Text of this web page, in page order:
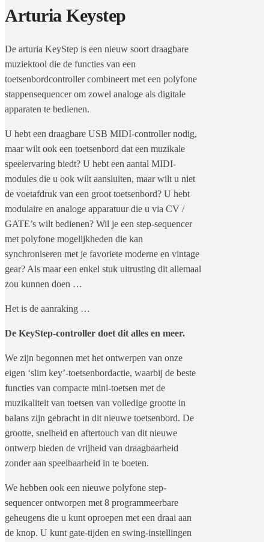
Arturia Keystep
De arturia KeyStep is een nieuw soort draagbare
muziektool die de functies van een
toetsenbordcontroller combineert met een polyfone
stappensequencer om zowel analoge als digitale
apparaten te bedienen.
U hebt een draagbare USB MIDI-controller nodig,
maar wilt ook een toetsenbord dat een muzikale
speelervaring biedt? U hebt een aantal MIDI-
modules die u ook wilt aansluiten, maar wilt u niet
de voetafdruk van een groot toetsenbord? U hebt
modulaire en analoge apparatuur die u via CV /
GATE’s wilt bedienen? Wil je een step-sequencer
met polyfone mogelijkheden die kan
synchroniseren met je favoriete moderne en vintage
gear? Als maar een enkel stuk uitrusting dit allemaal
zou kunnen doen …
Het is de aanraking …
De KeyStep-controller doet dit alles en meer.
We zijn begonnen met het ontwerpen van onze
eigen ‘slim key’-toetsenbordactie, waarbij de beste
functies van compacte mini-toetsen met de
muzikaliteit van toetsen van volledige grootte in
balans zijn gebracht in dit nieuwe toetsenbord. De
grootte, snelheid en aftertouch van dit nieuwe
ontwerp bieden de vrijheid van draagbaarheid
zonder aan speelbaarheid in te boeten.
We hebben ook een nieuwe polyfone step-
sequencer ontworpen met 8 programmeerbare
geheugens die u kunt oproepen met een draai aan
de knop. U kunt gate-tijden en swing-instellingen